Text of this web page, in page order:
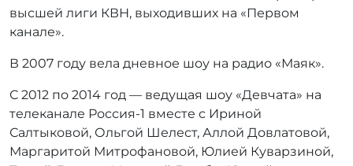
высшей лиги КВН, выходивших на «Первом
канале».
В 2007 году вела дневное шоу на радио «Маяк».
С 2012 по 2014 год — ведущая шоу «Девчата» на
телеканале Россия-1 вместе с Ириной
Салтыковой, Ольгой Шелест, Аллой Довлатовой,
Маргаритой Митрофановой, Юлией Куварзиной,